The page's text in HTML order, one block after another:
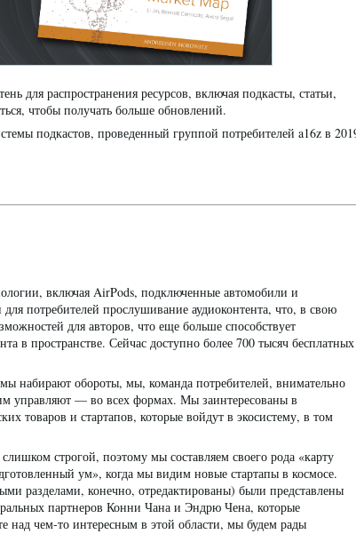
для распространения ресурсов, включая подкасты, статьи,
чтобы получать больше обновлений.
подкастов, проведенный группой потребителей a16z в
включая AirPods, подключенные автомобили и
потребителей прослушивание аудиоконтента, что, в свою
для авторов, что еще больше способствует
в пространстве. Сейчас доступно более 700 тысяч бесплатных
набирают обороты, мы, команда потребителей, внимательно
управляют — во всех формах. Мы заинтересованы в
товаров и стартапов, которые войдут в экосистему, в том
строгой, поэтому мы составляем своего рода «карту
ум», когда мы видим новые стартапы в космосе.
разделами, конечно, отредактированы) были представлены
партнеров Конни Чана и Эндрю Чена, которые
над чем-то интересным в этой области, мы будем рады